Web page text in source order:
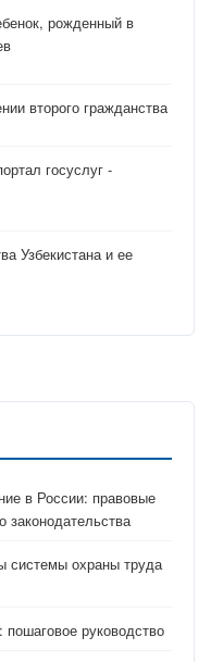
рожденный в
второго гражданства
госуслуг -
Узбекистана и ее
в России: правовые
законодательства
системы охраны труда
руководство